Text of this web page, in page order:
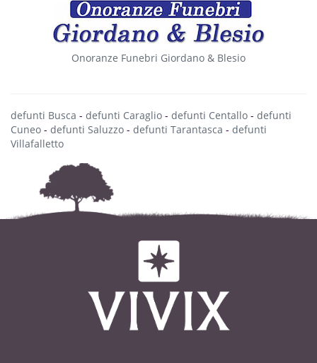
Onoranze Funebri Giordano & Blesio
defunti Busca - defunti Caraglio - defunti Centallo - defunti
Cuneo - defunti Saluzzo - defunti Tarantasca - defunti
Villafalletto